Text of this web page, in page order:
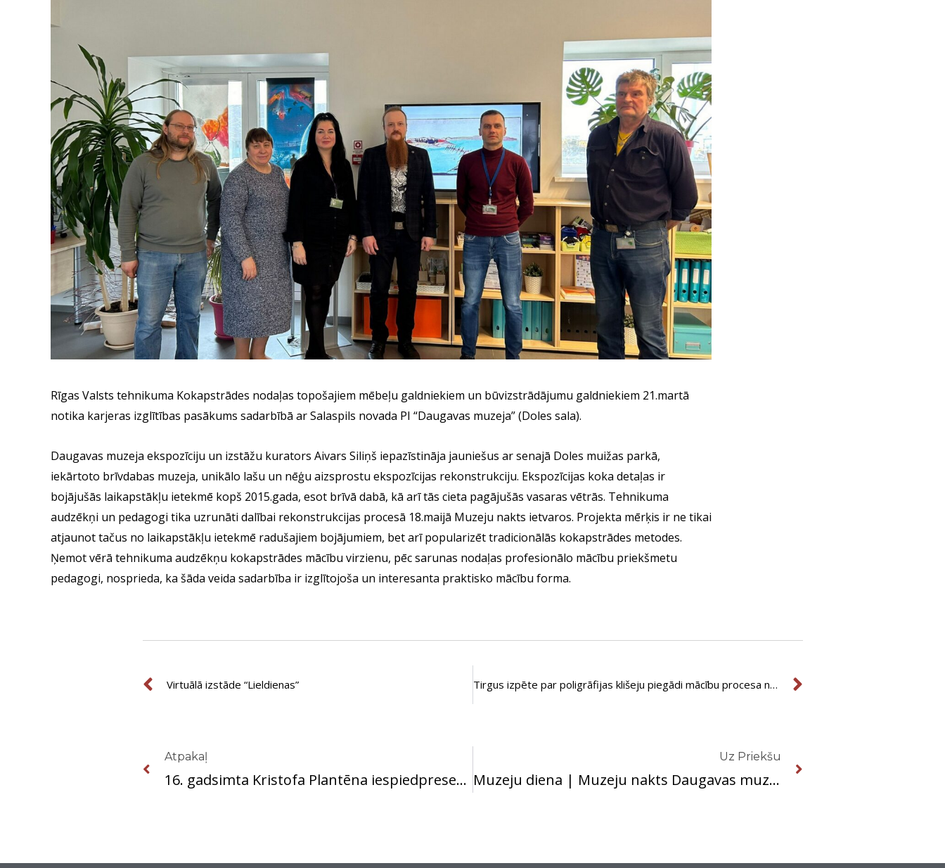
Rīgas Valsts tehnikuma Kokapstrādes nodaļas topošajiem mēbeļu galdniekiem un būvizstrādājumu galdniekiem 21.martā
notika karjeras izglītības pasākums sadarbībā ar Salaspils novada PI “Daugavas muzeja” (Doles sala).
Daugavas muzeja ekspozīciju un izstāžu kurators Aivars Siliņš iepazīstināja jauniešus ar senajā Doles muižas parkā,
iekārtoto brīvdabas muzeja, unikālo lašu un nēģu aizsprostu ekspozīcijas rekonstrukciju. Ekspozīcijas koka detaļas ir
bojājušās laikapstākļu ietekmē kopš 2015.gada, esot brīvā dabā, kā arī tās cieta pagājušās vasaras vētrās. Tehnikuma
audzēkņi un pedagogi tika uzrunāti dalībai rekonstrukcijas procesā 18.maijā Muzeju nakts ietvaros. Projekta mērķis ir ne tikai
atjaunot tačus no laikapstākļu ietekmē radušajiem bojājumiem, bet arī popularizēt tradicionālās kokapstrādes metodes.
Ņemot vērā tehnikuma audzēkņu kokapstrādes mācību virzienu, pēc sarunas nodaļas profesionālo mācību priekšmetu
pedagogi, nosprieda, ka šāda veida sadarbība ir izglītojoša un interesanta praktisko mācību forma.
Prev
Virtuālā izstāde “Lieldienas” Tirgus izpēte par poligrāfijas klišeju piegādi mācību procesa nodrošināšanai Next
Atpakaļ
16. gadsimta Kristofa Plantēna iespiedpreses kopijas projekts
Uz Priekšu
Muzeju diena | Muzeju nakts Daugavas muzejā ’24